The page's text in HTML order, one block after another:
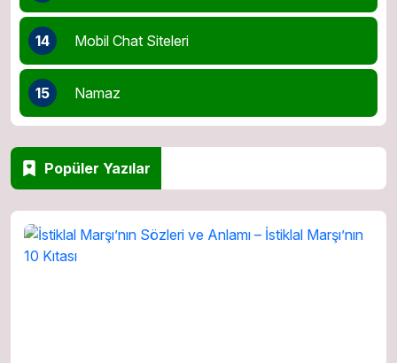
14 Mobil Chat Siteleri
15 Namaz
Popüler Yazılar